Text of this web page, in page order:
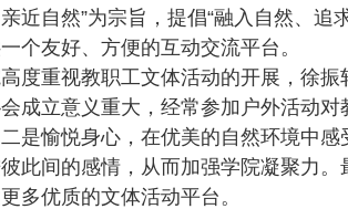
近自然”为宗旨，提倡“融入自然、
个友好、方便的互动交流平台。
重视教职工文体活动的开展，徐振
成立意义重大，经常参加户外活动
是愉悦身心，在优美的自然环境中
此间的感情，从而加强学院凝聚力
多优质的文体活动平台。